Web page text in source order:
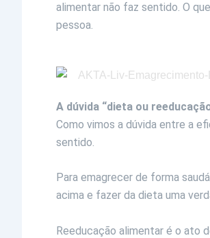
alimentar não faz sentido. O
pessoa.
A dúvida “dieta ou
Como vimos a dúvida entre a
sentido.
Para emagrecer de forma
acima e fazer da dieta uma
Reeducação alimentar é o ato